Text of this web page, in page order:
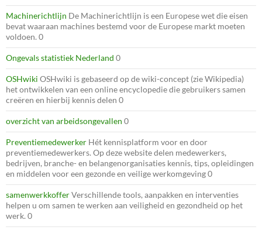
Machinerichtlijn De Machinerichtlijn is een Europese wet die eisen
bevat waaraan machines bestemd voor de Europese markt moeten
voldoen. 0
Ongevals statistiek Nederland 0
OSHwiki OSHwiki is gebaseerd op de wiki-concept (zie Wikipedia)
het ontwikkelen van een online encyclopedie die gebruikers samen
creëren en hierbij kennis delen 0
overzicht van arbeidsongevallen 0
Preventiemedewerker Hét kennisplatform voor en door
preventiemedewerkers. Op deze website delen medewerkers,
bedrijven, branche- en belangenorganisaties kennis, tips, opleidingen
en middelen voor een gezonde en veilige werkomgeving 0
samenwerkkofferVerschillende tools, aanpakken en interventies
helpen u om samen te werken aan veiligheid en gezondheid op het
werk. 0